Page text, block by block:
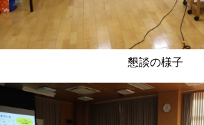
懇談の様子